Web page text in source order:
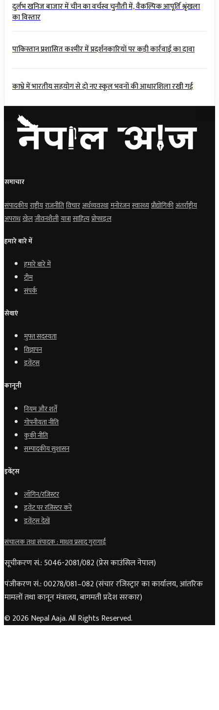
दुर्लभ खनिज बाजार में चीन का वर्चस्व चुनौती में, वैकल्पिक आपूर्ति श्रृंखला
का विस्तार
पाकिस्तान प्रशासित कश्मीर में प्रदर्शनकारियों पर कड़ी कार्रवाई का दावा
काभ्रे में भारतीय सहयोग से दो नए स्कूल भवनों की आधारशिला रखी गई
समाचार
संपादकीयराष्ट्रीयराजनीतिविचारअर्थव्यवस्थामनोरंजनस्वास्थ्यप्रौद्योगिकीअंतर्राष्ट्रीय
अपराधखेलजीवनशैलीयात्रासाहित्यप्रोफाइल
हमारे बारे में
हमारे बारे में
टीम
संपर्क
सेवाएं
मुफ्त सदस्यता
विज्ञापन
इवेंट्स
कानूनी
नियम और शर्तें
गोपनीयता नीति
कुकी नीति
सम्पादकीय सुशासन
इवेंट्स
लॉगिन/रजिस्टर
इवेंट पर रजिस्टर करें
इवेंट्स देखें
संचालक तथा संपादक : माधव प्रसाद गुरागाईं
सूचीकरण सं.: 5046-2081/082 (प्रेस काउंसिल नेपाल)
पंजीकरण सं.: 00278/081–082 (संचार रजिस्ट्रार का कार्यालय, आंतरिक
मामलों तथा कानून मंत्रालय, बागमती प्रदेश सरकार)
© 2026 Nepal Aaja. All Rights Reserved.